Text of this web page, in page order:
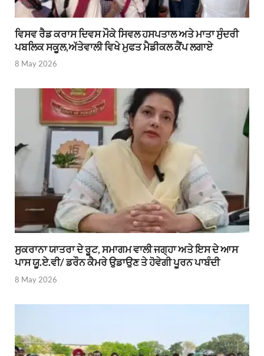
ਵਿਸਵ ਰੈਡ ਕਰਾਸ ਦਿਵਸ ਮੌਕੇ ਸਿਵਲ ਹਸਪਤਾਲ ਅਤੇ ਮਾਤਾ ਸੁੰਦਰੀ
ਪਬਲਿਕ ਸਕੂਲ,ਅੱਤੇਵਾਲੀ ਵਿਖੇ ਮੁਫਤ ਮੈਡੀਕਲ ਕੈਂਪ ਲਗਾਏ
8 May 2026
ਸੁਕਰਾਨਾ ਯਾਤਰਾ ਦੇ ਰੂਟ, ਸਮਾਗਮ ਵਾਲੀ ਜਗ੍ਹਾ ਅਤੇ ਇਸ ਦੇ ਆਸ
ਪਾਸ ਯੂ.ਏ.ਵੀ/ ਡਰੌਨ ਕੈਮਰੇ ਉਡਾਉਣ ਤੇ ਹੋਵੇਗੀ ਪੂਰਨ ਪਾਬੰਦੀ
8 May 2026